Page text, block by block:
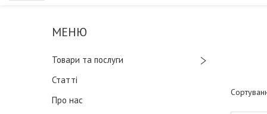
Товари та послуги
Статті
Про нас